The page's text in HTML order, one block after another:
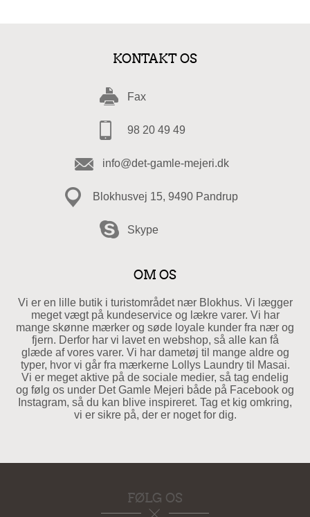
KONTAKT OS
Fax
98 20 49 49
info@det-gamle-mejeri.dk
Blokhusvej 15, 9490 Pandrup
Skype
OM OS
Vi er en lille butik i turistområdet nær Blokhus. Vi lægger
meget vægt på kundeservice og lækre varer. Vi har
mange skønne mærker og søde loyale kunder fra nær og
fjern. Derfor har vi lavet en webshop, så alle kan få
glæde af vores varer. Vi har dametøj til mange aldre og
typer, hvor vi går fra mærkerne Lollys Laundry til Masai.
Vi er meget aktive på de sociale medier, så tag endelig
og følg os under Det Gamle Mejeri både på Facebook og
Instagram, så du kan blive inspireret. Tag et kig omkring,
vi er sikre på, der er noget for dig.
FØLG OS